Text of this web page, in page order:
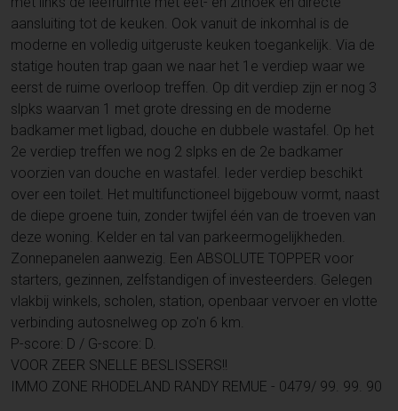
aansluiting tot de keuken. Ook vanuit de inkomhal is de
moderne en volledig uitgeruste keuken toegankelijk. Via de
statige houten trap gaan we naar het 1e verdiep waar we
eerst de ruime overloop treffen. Op dit verdiep zijn er nog 3
slpks waarvan 1 met grote dressing en de moderne
badkamer met ligbad, douche en dubbele wastafel. Op het
2e verdiep treffen we nog 2 slpks en de 2e badkamer
voorzien van douche en wastafel. Ieder verdiep beschikt
over een toilet. Het multifunctioneel bijgebouw vormt, naast
de diepe groene tuin, zonder twijfel één van de troeven van
deze woning. Kelder en tal van parkeermogelijkheden.
Zonnepanelen aanwezig. Een ABSOLUTE TOPPER voor
starters, gezinnen, zelfstandigen of investeerders. Gelegen
vlakbij winkels, scholen, station, openbaar vervoer en vlotte
verbinding autosnelweg op zo'n 6 km.
P-score: D / G-score: D.
VOOR ZEER SNELLE BESLISSERS!!
IMMO ZONE RHODELAND RANDY REMUE - 0479/ 99. 99. 90